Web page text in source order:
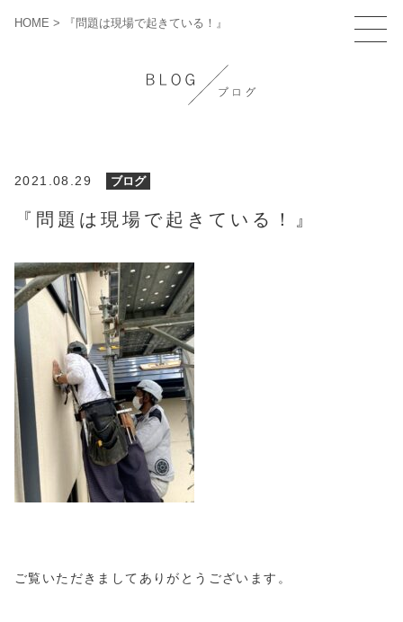
HOME > 『問題は現場で起きている！』
2021.08.29 ブログ
『問題は現場で起きている！』
ご覧いただきましてありがとうございます。